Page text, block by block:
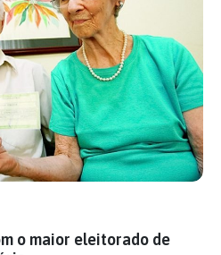
o maior eleitorado de